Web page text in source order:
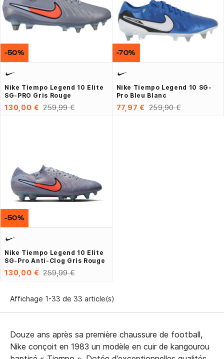
Nike Tiempo Legend 10 Elite
SG-PRO Gris Rouge
130,00 € 259,99 €
-50%
Nike Tiempo Legend 10 SG-
Pro Bleu Blanc
77,97 € 259,90 €
-70%
Nike Tiempo Legend 10 Elite
SG-Pro Anti-Clog Gris Rouge
130,00 € 259,99 €
-50%
Affichage 1-33 de 33 article(s)
Douze ans après sa première chaussure de football,
Nike conçoit en 1983 un modèle en cuir de kangourou